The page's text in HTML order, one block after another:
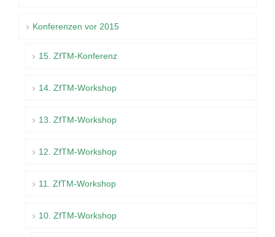
Konferenzen vor 2015
15. ZfTM-Konferenz
14. ZfTM-Workshop
13. ZfTM-Workshop
12. ZfTM-Workshop
11. ZfTM-Workshop
10. ZfTM-Workshop